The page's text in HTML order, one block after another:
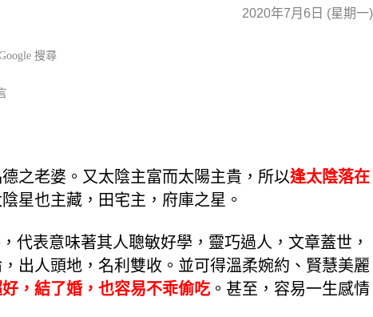
2020年7月6日 (星期一)
搜尋
之老婆。又太陰主富而太陽主貴，所以逢太陰落在
星也主藏，田宅主，府庫之星。
代表意味著其人聰敏好學，靈巧過人，文章蓋世，
出人頭地，名利雙收。並可得溫柔婉約、賢慧美麗
，結了婚，也容易不乖偷吃 。甚至，容易一生感情